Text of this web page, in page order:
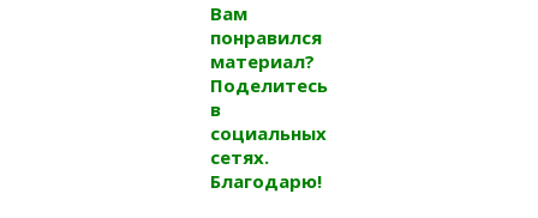
Вам
понравился
материал?
Поделитесь
в
социальных
сетях.
Благодарю!